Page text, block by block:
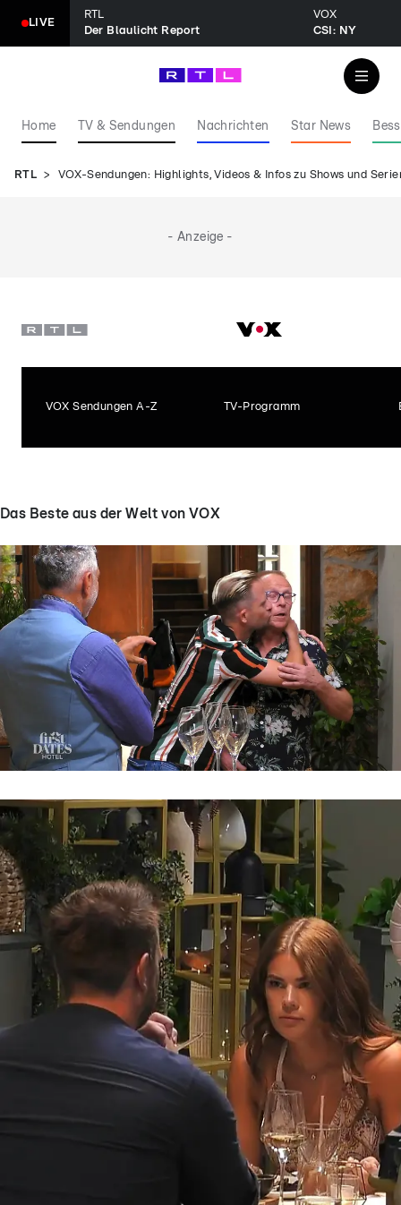
LIVE
RTL
Der Blaulicht Report
VOX
CSI: NY
Home TV & Sendungen Nachrichten Star News
RTL VOX-Sendungen: Highlights, Videos & Infos zu Shows und
- Anzeige -
VOX Sendungen A-Z TV-Programm
Das Beste aus der Welt von VOX
First Dates Hotel
Andreas und Patrick suchen nach der
großen Liebe